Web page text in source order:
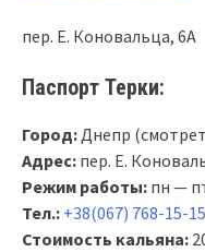
пер. Е. Коновальца, 6А
Паспорт Терки:
Город: Днепр
Адрес: пер. Е.
Режим работы: пн —
Тел.: +38(067) 768-15-15
Стоимость кальяна: